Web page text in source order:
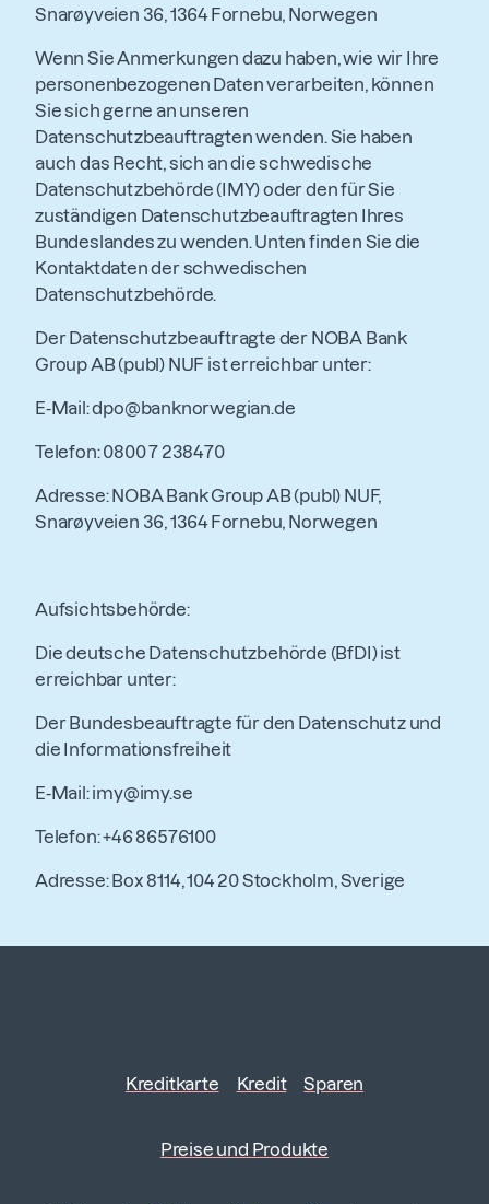
Snarøyveien 36, 1364 Fornebu, Norwegen
Wenn Sie Anmerkungen dazu haben, wie wir Ihre
personenbezogenen Daten verarbeiten, können
Sie sich gerne an unseren
Datenschutzbeauftragten wenden. Sie haben
auch das Recht, sich an die schwedische
Datenschutzbehörde (IMY) oder den für Sie
zuständigen Datenschutzbeauftragten Ihres
Bundeslandes zu wenden. Unten finden Sie die
Kontaktdaten der schwedischen
Datenschutzbehörde.
Der Datenschutzbeauftragte der NOBA Bank
Group AB (publ) NUF ist erreichbar unter:
E-Mail: dpo@banknorwegian.de
Telefon: 0800 7 238470
Adresse: NOBA Bank Group AB (publ) NUF,
Snarøyveien 36, 1364 Fornebu, Norwegen
Aufsichtsbehörde:
Die deutsche Datenschutzbehörde (BfDI) ist
erreichbar unter:
Der Bundesbeauftragte für den Datenschutz und
die Informationsfreiheit
E-Mail: imy@imy.se
Telefon: +46 86576100
Adresse: Box 8114, 104 20 Stockholm, Sverige
Kreditkarte Kredit Sparen
Preise und Produkte